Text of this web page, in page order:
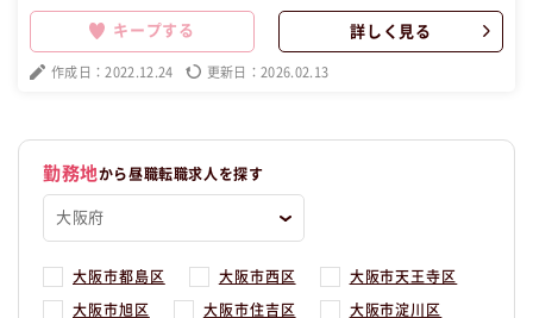
にしながら一緒に働きましょう◎ 所属する職場は全員で14名で、20
～30代も多数活躍中してます★ 入社後はOJTで実務を習得して頂きま
す。 先輩スタッフが丁寧に教えてくれるので、自分のペースで仕事を
覚えてください！！ 定期的にミーティングも行っているので、業務の
の昼職へ転職したい方の求人です。
キープする 詳しく見る
作成日：2022.12.24 更新日：2026.02.13
勤務地から昼職転職求人を探す
大阪市都島区 大阪市西区 大阪市天王寺区
大阪市旭区 大阪市住吉区 大阪市淀川区